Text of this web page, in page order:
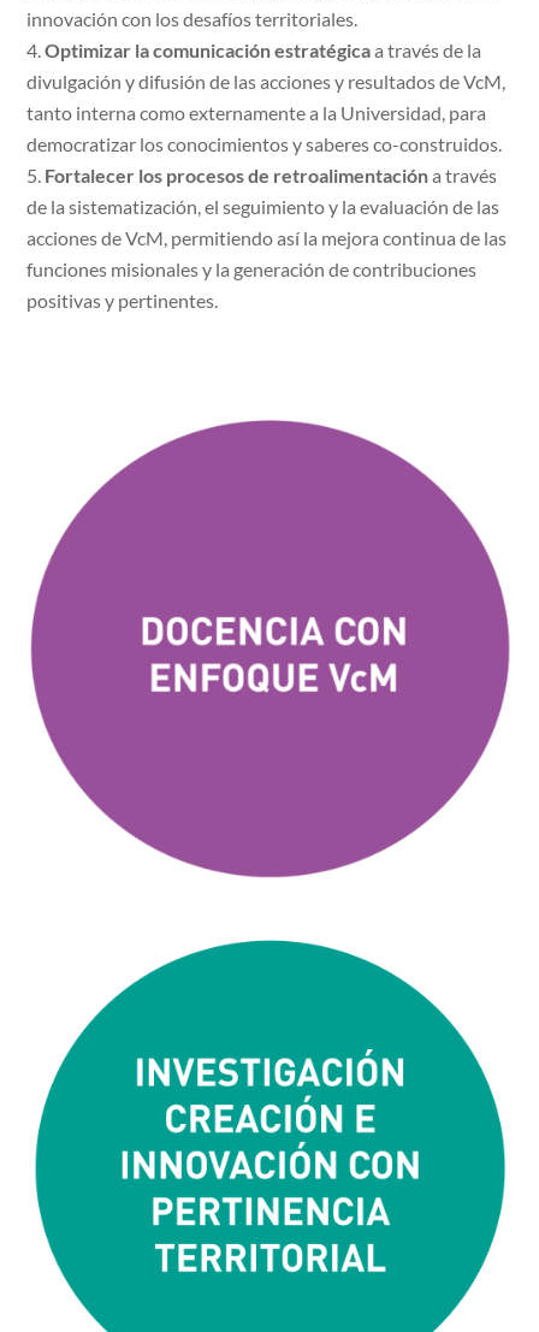
innovación con los desafíos territoriales.
Optimizar la comunicación estratégicaa través de la
divulgación y difusión de las acciones y resultados de VcM,
tanto interna como externamente a la Universidad, para
democratizar los conocimientos y saberes co-construidos.
Fortalecer los procesos de retroalimentacióna través
de la sistematización, el seguimiento y la evaluación de las
acciones de VcM, permitiendo así la mejora continua de las
funciones misionales y la generación de contribuciones
positivas y pertinentes.